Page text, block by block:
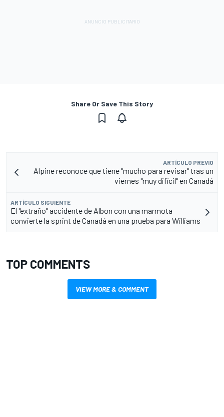
Share Or Save This Story
ARTÍCULO PREVIO
Alpine reconoce que tiene "mucho para revisar" tras un
viernes "muy difícil" en Canadá
ARTÍCULO SIGUIENTE
El "extraño" accidente de Albon con una marmota
convierte la sprint de Canadá en una prueba para Williams
TOP COMMENTS
VIEW MORE & COMMENT